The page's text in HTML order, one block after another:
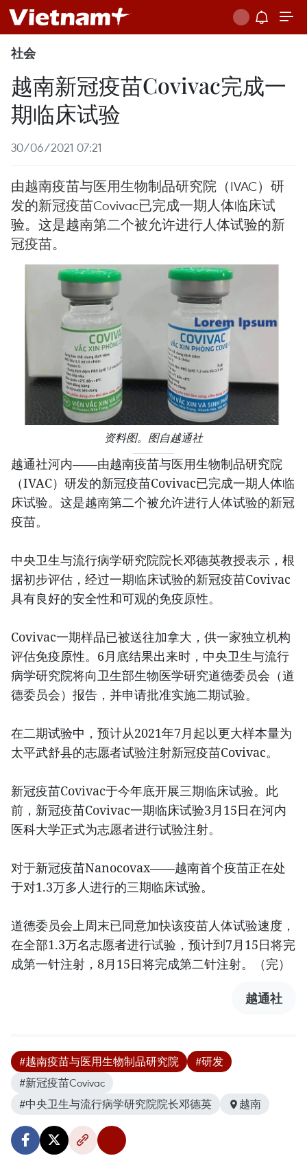
社会
越南新冠疫苗Covivac完成一
期临床试验
30/06/2021 07:21
由越南疫苗与医用生物制品研究院（IVAC）研
发的新冠疫苗Covivac已完成一期人体临床试
验。这是越南第二个被允许进行人体试验的新
冠疫苗。
资料图。图自越通社
越通社河内——由越南疫苗与医用生物制品研究院
（IVAC）研发的新冠疫苗Covivac已完成一期人体临
床试验。这是越南第二个被允许进行人体试验的新冠
疫苗。
中央卫生与流行病学研究院院长邓德英教授表示，根
据初步评估，经过一期临床试验的新冠疫苗Covivac
具有良好的安全性和可观的免疫原性。
Covivac一期样品已被送往加拿大，供一家独立机构
评估免疫原性。6月底结果出来时，中央卫生与流行
病学研究院将向卫生部生物医学研究道德委员会（道
德委员会）报告，并申请批准实施二期试验。
在二期试验中，预计从2021年7月起以更大样本量为
太平武舒县的志愿者试验注射新冠疫苗Covivac。
新冠疫苗Covivac于今年底开展三期临床试验。此
前，新冠疫苗Covivac一期临床试验3月15日在河内
医科大学正式为志愿者进行试验注射。
对于新冠疫苗Nanocovax——越南首个疫苗正在处
于对1.3万多人进行的三期临床试验。
道德委员会上周末已同意加快该疫苗人体试验速度，
在全部1.3万名志愿者进行试验，预计到7月15日将完
成第一针注射，8月15日将完成第二针注射。（完）
越通社
#越南疫苗与医用生物制品研究院
#研发
#新冠疫苗Covivac
#中央卫生与流行病学研究院院长邓德英
越南